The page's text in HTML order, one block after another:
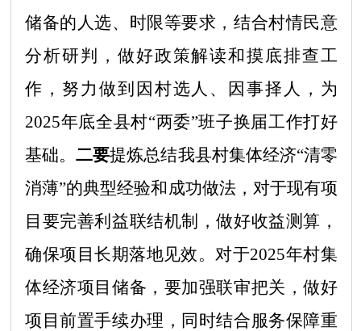
储备的人选、时限等要求，结合村情民意
分析研判，做好政策解读和摸底排查工
作，努力做到因村选人、因事择人，为
2025年底全县村“两委”班子换届工作打好
基础。二要提炼总结我县村集体经济“清零
消薄”的典型经验和成功做法，对于现有项
目要完善利益联结机制，做好收益测算，
确保项目长期落地见效。对于2025年村集
体经济项目储备，要加强联审把关，做好
项目前置手续办理，同时结合服务保障重